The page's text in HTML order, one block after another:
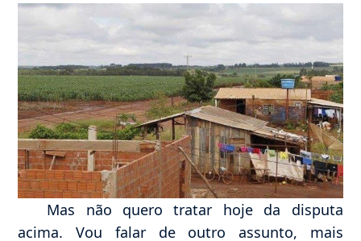
Mas não quero tratar hoje da disputa
acima. Vou falar de outro assunto, mais